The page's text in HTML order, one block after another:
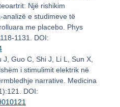
Një rishikim
analizë e studimeve të
me placebo. Phys
1131. DOI:
J, Guo C, Shi J, Li L, Sun X,
i stimulimit elektrik në
narrative. Medicina
DOI: